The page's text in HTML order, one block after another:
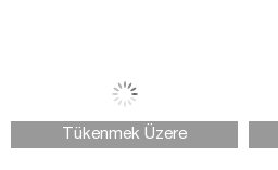
Tükenmek Üzere